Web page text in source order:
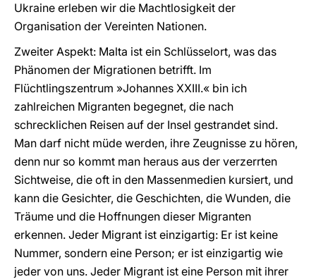
Ukraine erleben wir die Machtlosigkeit der
Organisation der Vereinten Nationen.
Zweiter Aspekt: Malta ist ein Schlüsselort, was das
Phänomen der Migrationen betrifft. Im
Flüchtlingszentrum »Johannes XXIII.« bin ich
zahlreichen Migranten begegnet, die nach
schrecklichen Reisen auf der Insel gestrandet sind.
Man darf nicht müde werden, ihre Zeugnisse zu hören,
denn nur so kommt man heraus aus der verzerrten
Sichtweise, die oft in den Massenmedien kursiert, und
kann die Gesichter, die Geschichten, die Wunden, die
Träume und die Hoffnungen dieser Migranten
erkennen. Jeder Migrant ist einzigartig: Er ist keine
Nummer, sondern eine Person; er ist einzigartig wie
jeder von uns. Jeder Migrant ist eine Person mit ihrer